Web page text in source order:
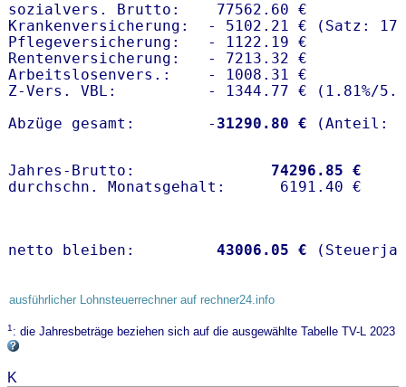
sozialvers. Brutto:    77562.60 €
Krankenversicherung:  - 5102.21 € (Satz:
Pflegeversicherung:   - 1122.19 €
Rentenversicherung:   - 7213.32 €
Arbeitslosenvers.:    - 1008.31 €
Z-Vers. VBL:          - 1344.77 € ( 1.81%/
Abzüge gesamt:        - 31290.80 €
Jahres-Brutto: 74296.85 €
netto bleiben: 43006.05 €
ausführlicher Lohnsteuerrechner auf rechner24.info
1: die Jahresbeträge beziehen sich auf die ausgewählte Tabelle TV-L 2023
K